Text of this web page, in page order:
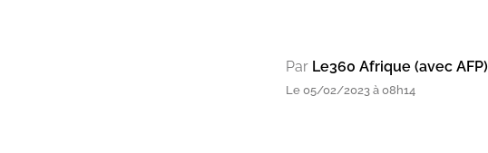
Par Le360 Afrique (avec AFP)
Le 05/02/2023 à 08h14